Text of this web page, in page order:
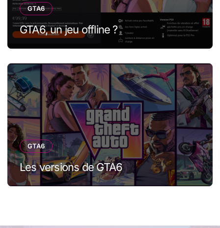
GTA6
GTA6, un jeu offline ?
GTA6
Les versions de GTA6